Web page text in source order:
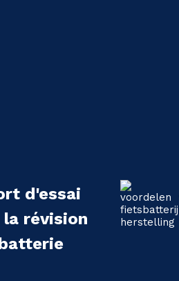
d'essai
la révision